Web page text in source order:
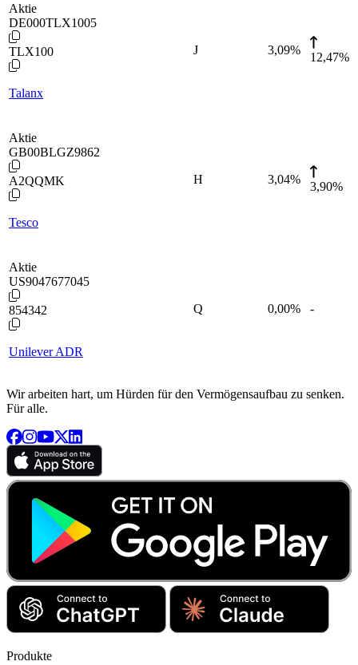
Aktie
DE000TLX1005
TLX100
Talanx
J 3,09%
12,47%
Aktie
GB00BLGZ9862
A2QQMK
Tesco
H 3,04%
3,90%
Aktie
US9047677045
854342
Unilever ADR
Q 0,00% -
Wir arbeiten hart, um Hürden für den Vermögensaufbau zu senken.
Für alle.
Produkte